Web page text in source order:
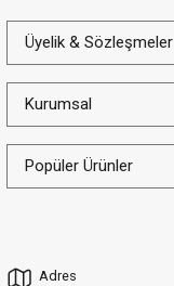
Adres
Üyelik & Sözleşmeler
Kurumsal
Popüler Ürünler